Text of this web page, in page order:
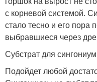
с корневой системой.
стало тесно и его пора
выбравшиеся через
Субстрат для
Подойдет любой